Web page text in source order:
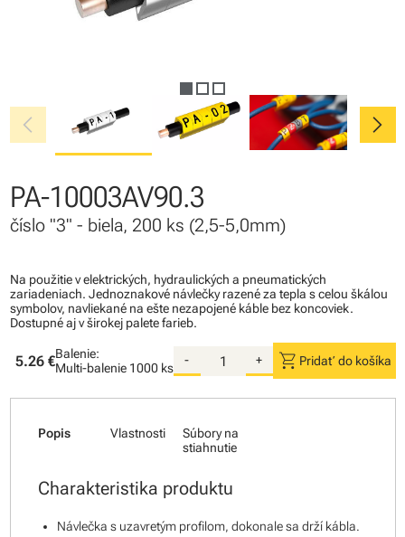
chevron_left chevron_right
PA-10003AV90.3
číslo "3" - biela, 200 ks (2,5-5,0mm)
Na použitie v elektrických, hydraulických a pneumatických
zariadeniach. Jednoznakové návlečky razené za tepla s celou škálou
symbolov, navliekané na ešte nezapojené káble bez koncoviek.
Dostupné aj v širokej palete farieb.
5.26 €Balenie:
Multi-balenie 1000 ks
- + shopping_cart Pridať do košíka
Popis Vlastnosti
Súbory na
stiahnutie
Charakteristika produktu
Návlečka s uzavretým profilom, dokonale sa drží kábla.